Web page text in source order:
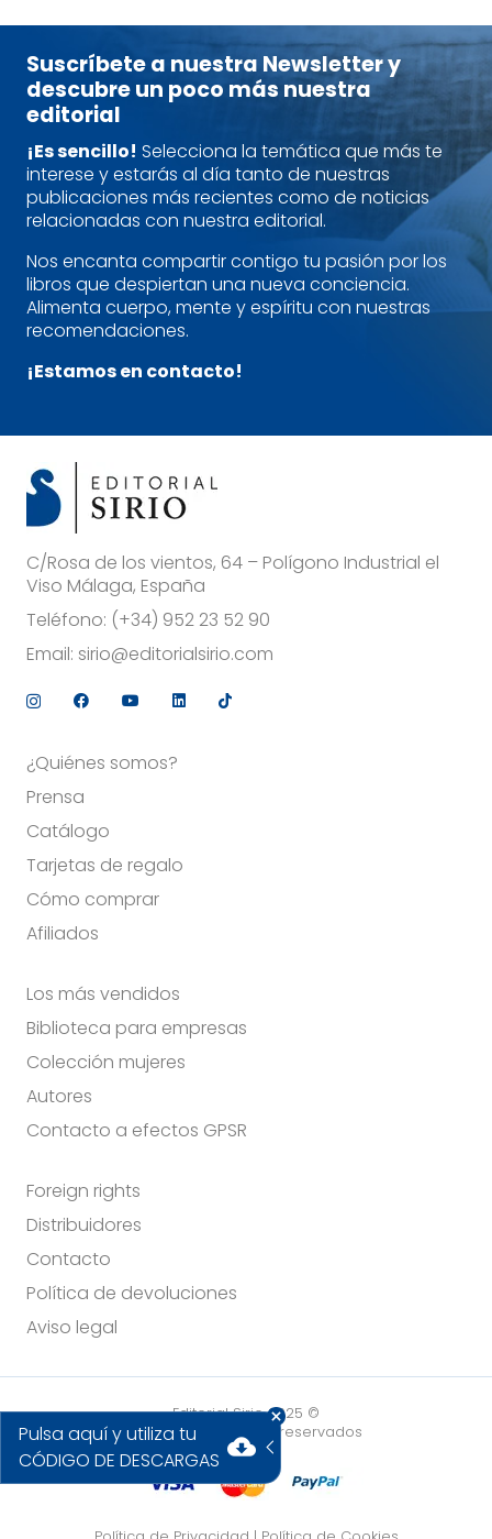
Suscríbete a nuestra Newsletter y
descubre un poco más nuestra
editorial
¡Es sencillo! Selecciona la temática que más te
interese y estarás al día tanto de nuestras
publicaciones más recientes como de noticias
relacionadas con nuestra editorial.
Nos encanta compartir contigo tu pasión por los
libros que despiertan una nueva conciencia.
Alimenta cuerpo, mente y espíritu con nuestras
recomendaciones.
¡Estamos en contacto!
C/Rosa de los vientos, 64 – Polígono Industrial el
Viso Málaga, España
Teléfono: (+34) 952 23 52 90
Email: sirio@editorialsirio.com
cloud_download
Pulsa aquí y utiliza tu
CÓDIGO DE DESCARGAS
¿Quiénes somos?
Prensa
Catálogo
Tarjetas de regalo
Cómo comprar
Afiliados
Los más vendidos
Biblioteca para empresas
Colección mujeres
Autores
Contacto a efectos GPSR
Foreign rights
Distribuidores
Contacto
Política de devoluciones
Aviso legal
Editorial Sirio 2025 ©
Todos los derechos reservados